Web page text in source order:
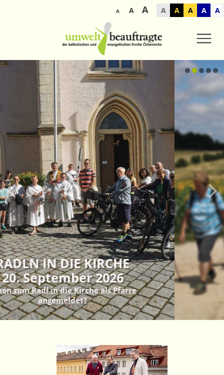
A A A A A A A A
Veranstaltungen in
Infos zur